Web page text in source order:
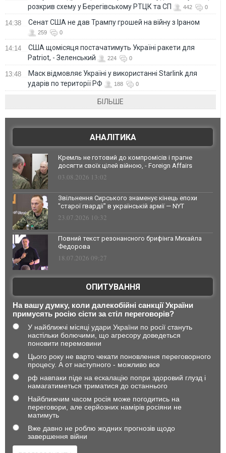
розкрив схему у Берегівському РТЦК та СП
442 0
14:38 Сенат США не дав Трампу грошей на війну з Іраном
259 0
14:14
США щомісяця постачатимуть Україні ракети для
Patriot, - Зеленський
224 0
13:48
Маск відмовляє Україні у використанні Starlink для
ударів по території РФ
188 0
БІЛЬШЕ
АНАЛІТИКА
Кремль не готовий до компромісів і прагне
досягти своїх цілей війною, - Foreign Affairs
03.08.2026 13:02
Звільнення Сирського знаменує кінець епохи
"старої гвардії" в українській армії — NYT
23.07.2026 10:32
Повний текст резонансного брифінга Михайла
Федорова
18.07.2026 09:27
ОПИТУВАННЯ
На вашу думку, коли далекобійні санкції України
примусять росію сісти за стіл переговорів?
У найближчі місяці удари України по росії стануть
настільки болючими, що агресору доведеться
поновити перемовини
Цього року не варто чекати поновлення переговорного
процесу. А от наступного - можливо все
рф навпаки піде на ескалацію попри здоровий глузд і
намагатиметься триматися до останнього
Найближчим часом росія може погодитись на
переговори, але серйозних намірів росіяни не
матимуть
Вже давно не роблю жодних прогнозів щодо
завершення війни